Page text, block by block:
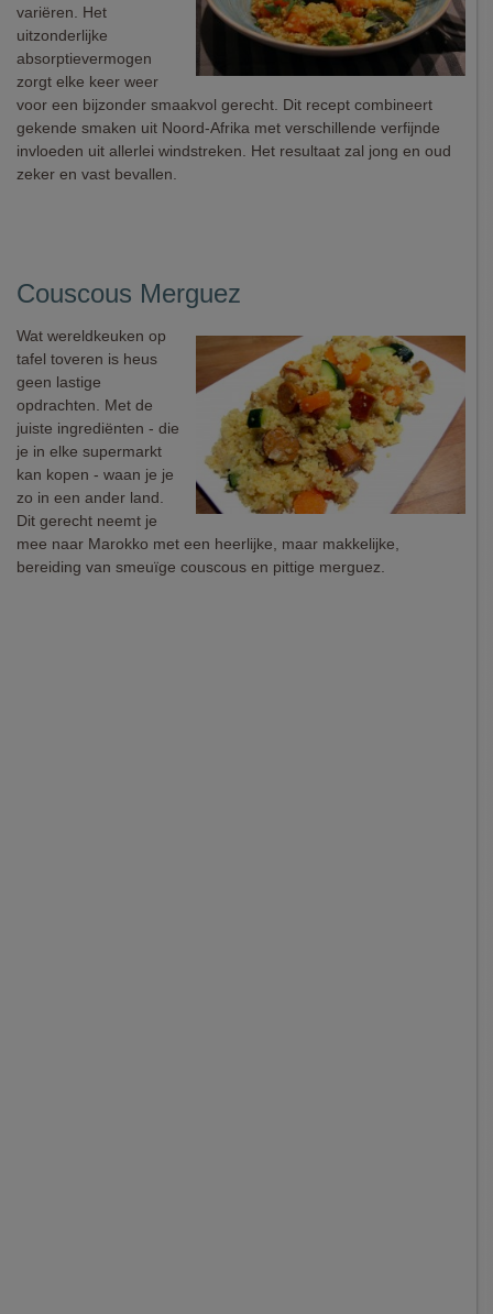
variëren. Het
uitzonderlijke
absorptievermogen
zorgt elke keer weer
voor een bijzonder smaakvol gerecht. Dit recept combineert
gekende smaken uit Noord-Afrika met verschillende verfijnde
invloeden uit allerlei windstreken. Het resultaat zal jong en oud
zeker en vast bevallen.
Couscous Merguez
Wat wereldkeuken op
tafel toveren is heus
geen lastige
opdrachten. Met de
juiste ingrediënten - die
je in elke supermarkt
kan kopen - waan je je
zo in een ander land.
Dit gerecht neemt je
mee naar Marokko met een heerlijke, maar makkelijke,
bereiding van smeuïge couscous en pittige merguez.